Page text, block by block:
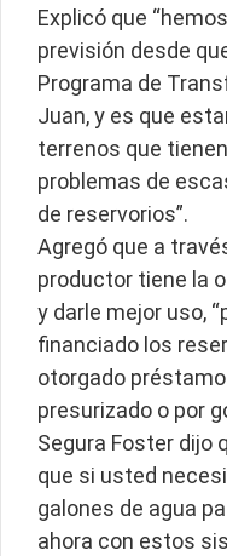
Explicó que
previsión desde
Programa de
Juan, y es que
terrenos que
problemas de
de reservorios”.
Agregó que a
productor tiene la
y darle mejor uso,
financiado los
otorgado
presurizado o por
Segura Foster dijo
que si usted
galones de agua
ahora con estos